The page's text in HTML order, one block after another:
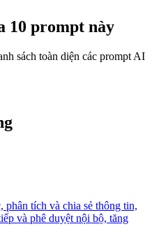
10 prompt này
sách toàn diện các prompt AI
tích và chia sẻ thông tin,
và phê duyệt nội bộ, tăng